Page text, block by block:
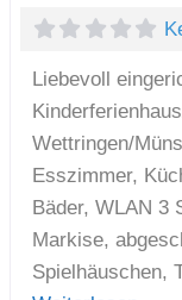
Liebevoll
Wettringen/
Esszimmer,
Bäder, WLAN 3
Markise,
Spielhäuschen,